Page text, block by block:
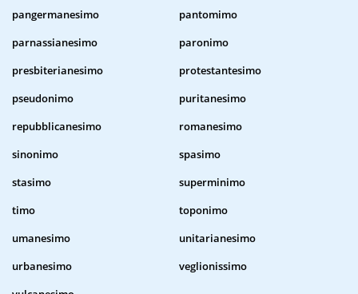
pangermanesimo
pantomimo
parnassianesimo
paronimo
presbiterianesimo
protestantesimo
pseudonimo
puritanesimo
repubblicanesimo
romanesimo
sinonimo
spasimo
stasimo
superminimo
timo
toponimo
umanesimo
unitarianesimo
urbanesimo
veglionissimo